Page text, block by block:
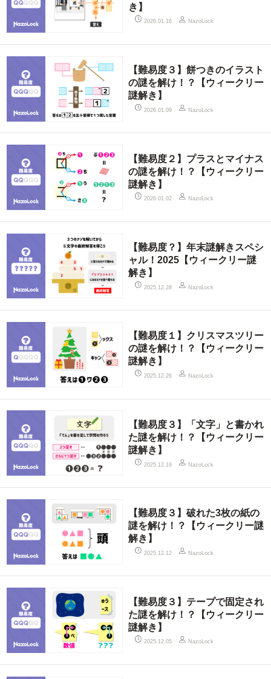
き】
2026.01.16 NazoLock
【難易度３】餅つきのイラスト
の謎を解け！？【ウィークリー
謎解き】
2026.01.09 NazoLock
【難易度２】プラスとマイナス
の謎を解け！？【ウィークリー
謎解き】
2026.01.02 NazoLock
【難易度？】年末謎解きスペシ
ャル！2025【ウィークリー謎
解き】
2025.12.28 NazoLock
【難易度１】クリスマスツリー
の謎を解け！？【ウィークリー
謎解き】
2025.12.26 NazoLock
【難易度３】「文字」と書かれ
た謎を解け！？【ウィークリー
謎解き】
2025.12.19 NazoLock
【難易度３】破れた3枚の紙の
謎を解け！？【ウィークリー謎
解き】
2025.12.12 NazoLock
【難易度３】テープで固定され
た謎を解け！？【ウィークリー
謎解き】
2025.12.05 NazoLock